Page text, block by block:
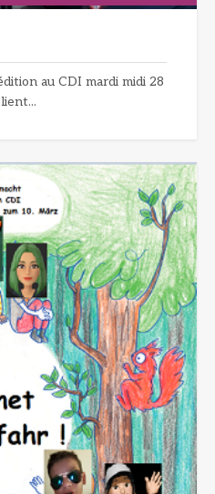
au CDI mardi midi 28